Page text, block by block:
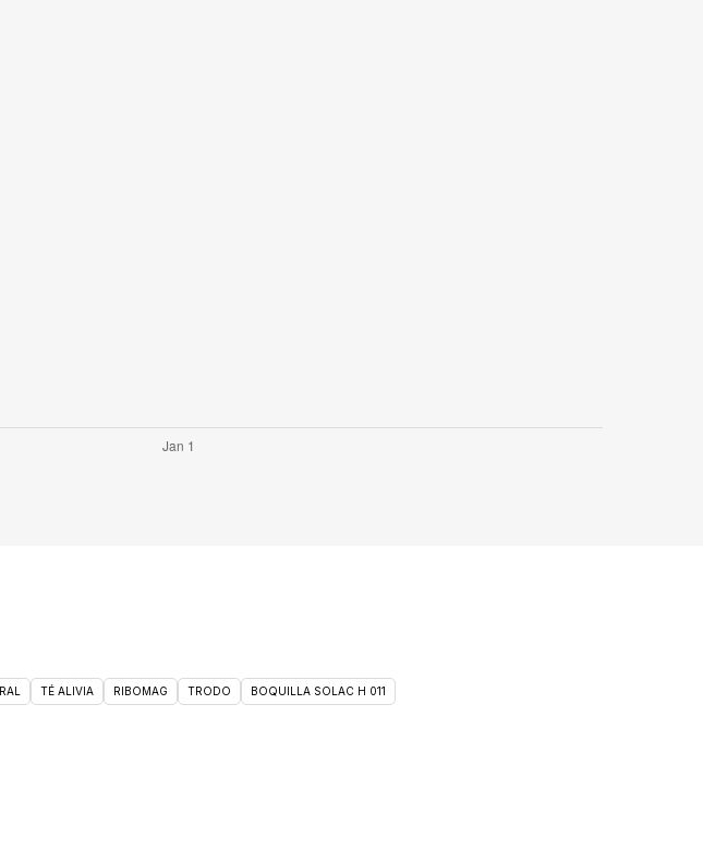
TÉ ALIVIA RIBOMAG TRODO BOQUILLA SOLAC H 011